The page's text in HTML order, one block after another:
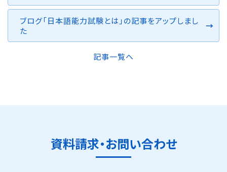
ブログ「日本語能力試験とは」の記事をアップしまし
た
記事一覧へ
資料請求・お問い合わせ